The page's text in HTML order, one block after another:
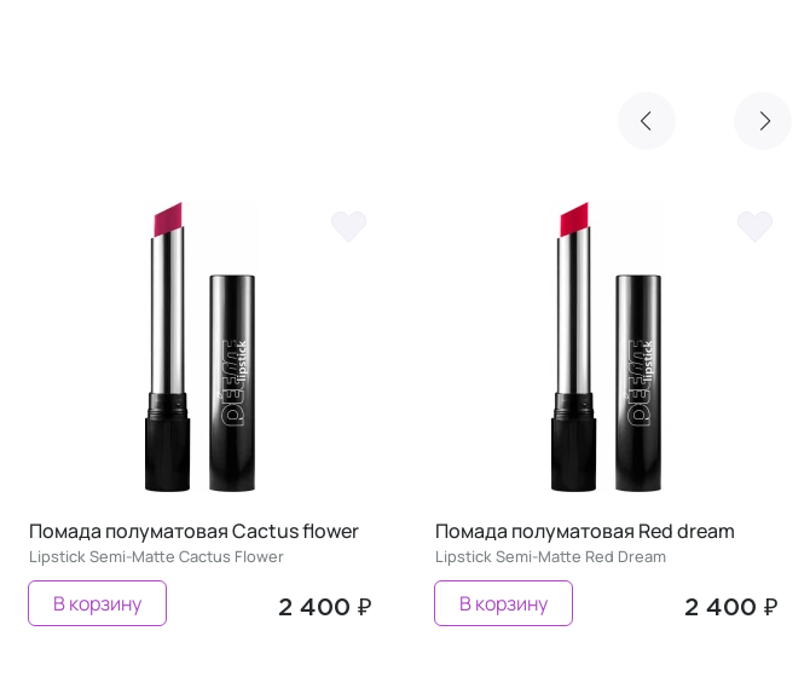
Помада полуматовая Red dream
Lipstick Semi-Matte Red Dream
2 400 ₽
В корзину
Помада полуматовая Berry sorbet
Lipstick Semi-Matte Berry Sorbet
2 400 ₽
Предзаказ